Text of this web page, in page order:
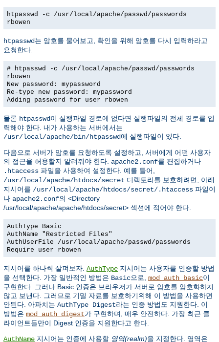
htpasswd -c /usr/local/apache/passwd/passwords
rbowen
htpasswd는 암호를 물어보고, 확인을 위해 암호를 다시 입력하라고
요청한다.
# htpasswd -c /usr/local/apache/passwd/passwords
rbowen
New password: mypassword
Re-type new password: mypassword
Adding password for user rbowen
물론 htpasswd이 실행파일 경로에 없다면 실행파일의 전체 경로를 입
력해야 한다. 내가 사용하는 서버에서는
/usr/local/apache/bin/htpasswd에 실행파일이 있다.
다음으로 서버가 암호를 요청하도록 설정하고, 서버에게 어떤 사용자
의 접근을 허용할지 알려줘야 한다. apache2.conf를 편집하거나
.htaccess 파일을 사용하여 설정한다. 예를 들어,
/usr/local/apache/htdocs/secret 디렉토리를 보호하려면, 아래
지시어를 /usr/local/apache/htdocs/secret/.htaccess 파일이
나 apache2.conf의 <Directory
/usr/local/apache/apache/htdocs/secret> 섹션에 적어야 한다.
AuthType Basic
AuthName "Restricted Files"
AuthUserFile /usr/local/apache/passwd/passwords
Require user rbowen
지시어를 하나씩 살펴보자. AuthType 지시어는 사용자를 인증할 방법
을 선택한다. 가장 일반적인 방법은 Basic으로, mod_auth_basic이
구현한다. 그러나 Basic 인증은 브라우저가 서버로 암호를 암호화하지
않고 보낸다. 그러므로 기밀 자료를 보호하기위해 이 방법을 사용하면
안된다. 아파치는 AuthType Digest라는 인증 방법도 지원한다. 이
방법은 mod_auth_digest가 구현하며, 매우 안전하다. 가장 최근 클
라이언트들만이 Digest 인증을 지원한다고 한다.
AuthName 지시어는 인증에 사용할 영역(realm)을 지정한다. 영역은